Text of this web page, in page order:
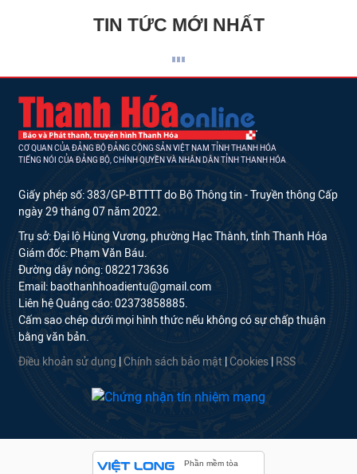
TIN TỨC MỚI NHẤT
CƠ QUAN CỦA ĐẢNG BỘ ĐẢNG CỘNG SẢN VIỆT NAM TỈNH THANH HÓA
TIẾNG NÓI CỦA ĐẢNG BỘ, CHÍNH QUYỀN VÀ NHÂN DÂN TỈNH THANH HÓA
Giấy phép số: 383/GP-BTTTT do Bộ Thông tin - Truyền thông Cấp
ngày 29 tháng 07 năm 2022.
Trụ sở: Đại lộ Hùng Vương, phường Hạc Thành, tỉnh Thanh Hóa
Giám đốc: Phạm Văn Báu.
Đường dây nóng: 0822173636
Email: baothanhhoadientu@gmail.com
Liên hệ Quảng cáo: 02373858885.
Cấm sao chép dưới mọi hình thức nếu không có sự chấp thuận
bằng văn bản.
Điều khoản sử dụng Chính sách bảo mật Cookies RSS
Phần mềm tòa